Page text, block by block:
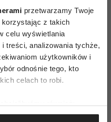
przetwarzamy Twoje
korzystając z takich
celu wyświetlania
treści, analizowania tychże,
użytkowników i
odnośnie tego, kto
celach to robi.
Twojej lokalizacji
czyli jak się
GIBAS